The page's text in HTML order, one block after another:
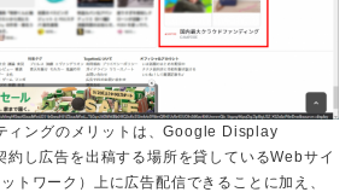
ィングのメリットは、Google Display
し広告を出稿する場所を貸しているWebサイ
トワーク）上に広告配信できることに加え、